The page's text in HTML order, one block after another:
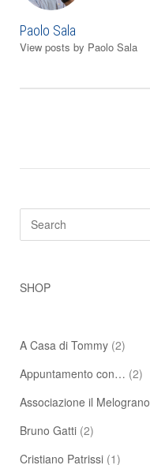
Paolo Sala
View posts by Paolo Sala
Search
SHOP
A Casa di Tommy (2)
Appuntamento con… (2)
Associazione il Melograno
Bruno Gatti (2)
Cristiano Patrissi (1)